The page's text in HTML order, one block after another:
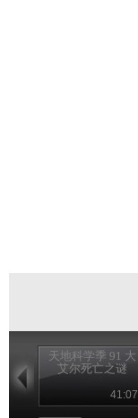
天地科学季 91 大
艾尔死亡之谜
41:07